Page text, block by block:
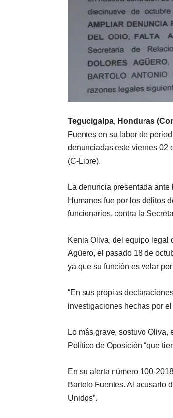
Tegucigalpa, Honduras
Fuentes en su labor de
denunciadas este viernes 02
(C-Libre).
La denuncia presentada
Humanos fue por los delitos
funcionarios, contra la
Kenia Oliva, del equipo legal
Agüero, el pasado 18 de
ya que su función es velar
“En sus propias
investigaciones hechas por
Lo más grave, sostuvo
Político de Oposición “que
En su alerta número 100-
Bartolo Fuentes. Al acusarlo
Unidos”.